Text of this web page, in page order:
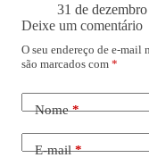
31 de
Deixe um comentário
O seu endereço de e-mail
são marcados com *
Nome*
E-mail*